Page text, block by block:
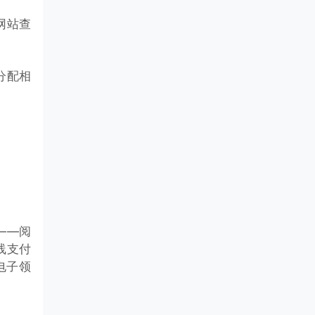
站查
配相
阅
支付
子领